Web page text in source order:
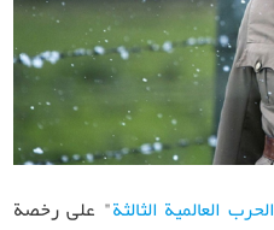
الحرب العالمية الثالثة" على رخصة